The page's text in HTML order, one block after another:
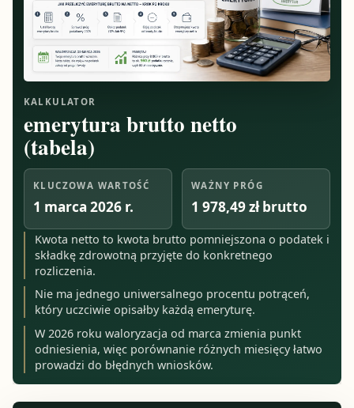
KALKULATOR
emerytura brutto netto
(tabela)
KLUCZOWA WARTOŚĆ
1 marca 2026 r.
WAŻNY PRÓG
1 978,49 zł brutto
Kwota netto to kwota brutto pomniejszona o podatek i
składkę zdrowotną przyjęte do konkretnego
rozliczenia.
Nie ma jednego uniwersalnego procentu potrąceń,
który uczciwie opisałby każdą emeryturę.
W 2026 roku waloryzacja od marca zmienia punkt
odniesienia, więc porównanie różnych miesięcy łatwo
prowadzi do błędnych wniosków.